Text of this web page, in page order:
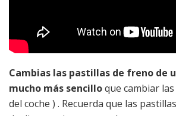
Cambias las pastillas de freno de
mucho más sencilloque cambiar
del coche ) . Recuerda que las